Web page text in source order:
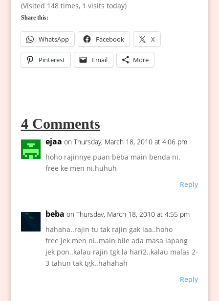
(Visited 148 times, 1 visits today)
Share this:
WhatsApp Facebook X
Pinterest Email More
4 Comments
ejaa on Thursday, March 18, 2010 at 4:06 pm
hoho rajinnye puan beba main benda ni.
free ke men ni.huhuh
Reply
beba on Thursday, March 18, 2010 at 4:55 pm
hahaha..rajin tu tak rajin gak laa..hoho
free jek men ni..main bile ada masa lapang
jek pon..kalau rajin tgk la hari2..kalau malas 2-
3 tahun tak tgk..hahahah
Reply